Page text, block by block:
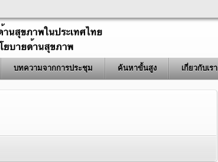
บทความจากการประชุม ค้นหาขั้นสูง เกี่ยวกับเรา